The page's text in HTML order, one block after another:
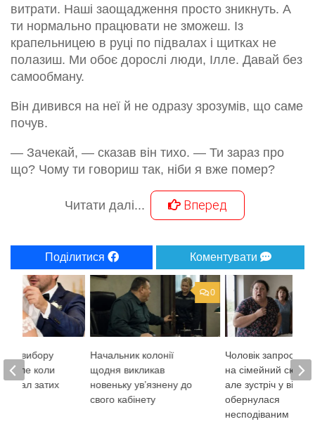
витрати. Наші заощадження просто зникнуть. А
ти нормально працювати не зможеш. Із
крапельницею в руці по підвалах і щитках не
полазиш. Ми обоє дорослі люди, Ілле. Давай без
самообману.
Він дивився на неї й не одразу зрозумів, що саме
почув.
— Зачекай, — сказав він тихо. — Ти зараз про
що? Чому ти говориш так, ніби я вже помер?
Читати далі... Вперед
Поділитися Коментувати
0
Начальник колонії
щодня викликав
новеньку ув’язнену до
свого кабінету
Чоловік запросив
на сімейний
але зустріч у
обернулася
несподіваним
з вибору
Але коли
зал затих